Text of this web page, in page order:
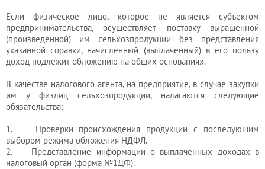
Если физическое лицо, которое не является субъектом
предпринимательства, осуществляет поставку выращенной
(произведенной) им сельхозпродукции без представления
указанной справки, начисленный (выплаченный) в его пользу
доход подлежит обложению на общих основаниях.
В качестве налогового агента, на предприятие, в случае закупки
им у физлиц сельхозпродукции, налагаются следующие
обязательства:
1. Проверки происхождения продукции с последующим
выбором режима обложения НДФЛ.
2. Представление информации о выплаченных доходах в
налоговый орган (форма №1ДФ).